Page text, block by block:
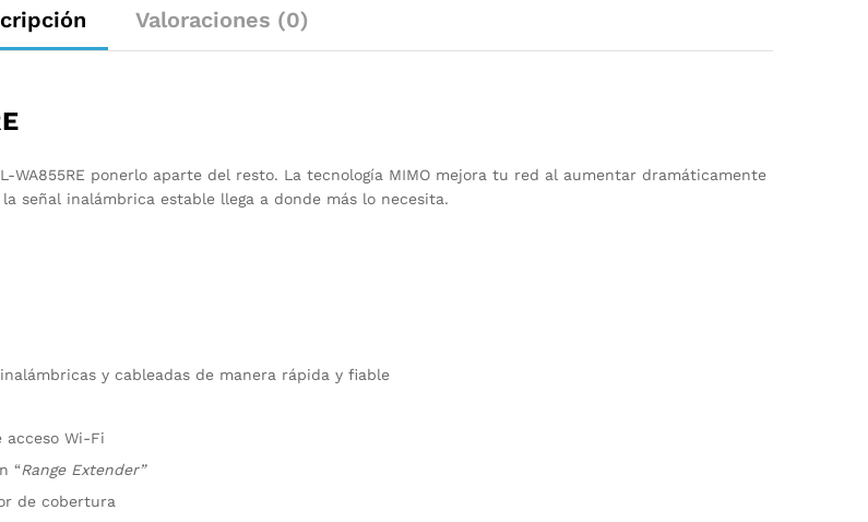
Valoraciones (0)
WA855RE ponerlo aparte del resto. La tecnología MIMO mejora tu red al aumentar dramáticamente
señal inalámbrica estable llega a donde más lo necesita.
y cableadas de manera rápida y fiable
acceso Wi-Fi
“Range Extender”
de cobertura